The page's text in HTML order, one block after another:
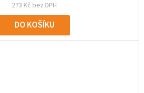
273 Kč bez DPH
DO KOŠÍKU